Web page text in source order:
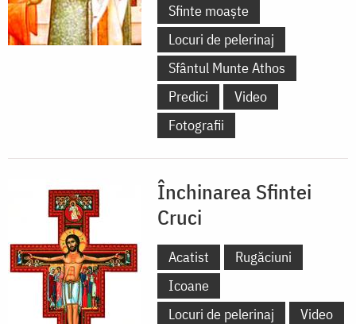
Sfinte moaște
Locuri de pelerinaj
Sfântul Munte Athos
Predici
Video
Fotografii
Închinarea Sfintei
Cruci
Acatist
Rugăciuni
Icoane
Locuri de pelerinaj
Video